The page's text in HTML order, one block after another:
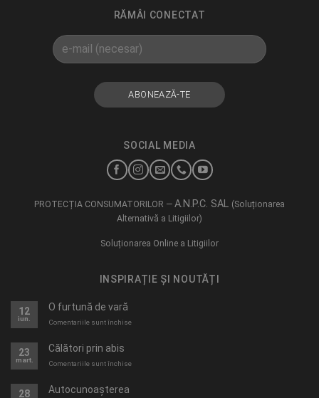
RĂMÂI CONECTAT
SOCIAL MEDIA
PROTECȚIA CONSUMATORILOR — A.N.P.C. SAL (Soluționarea
Alternativă a Litigiilor)
Soluționarea Online a Litigiilor
INSPIRAȚIE ȘI NOUTĂȚI
12
iun.
O furtună de vară
Comentariile sunt închisepentru
vară
23
mart.
Călători prin abis
Comentariile sunt închisepentru
28 Autocunoașterea